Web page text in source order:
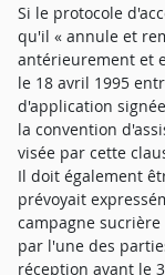
Si le protocole
qu'il « annule et
antérieurement et
le 18 avril 1995
d'application
la convention
visée par cette
Il doit également
prévoyait
campagne
par l'une des
réception avant le